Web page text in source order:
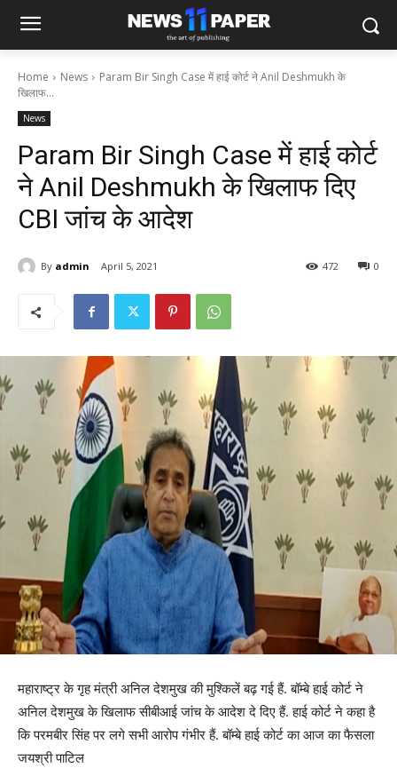
Home News
Param Bir Singh Case में हाई कोर्ट ने Anil Deshmukh के
खिलाफ...
News
Param Bir Singh Case में हाई कोर्ट
ने Anil Deshmukh के खिलाफ दिए
CBI जांच के आदेश
By admin April 5, 2021 0
472
महाराष्ट्र के गृह मंत्री अनिल देशमुख की मुश्किलें बढ़ गई हैं. बॉम्बे हाई कोर्ट ने
अनिल देशमुख के खिलाफ सीबीआई जांच के आदेश दे दिए हैं. हाई कोर्ट ने कहा है
कि परमबीर सिंह पर लगे सभी आरोप गंभीर हैं. बॉम्बे हाई कोर्ट का आज का फैसला
जयश्री पाटिल